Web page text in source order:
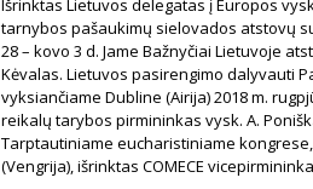
tarnybos pašaukimų sielovados atstovų
28 – kovo 3 d. Jame Bažnyčiai Lietuvoje
Kėvalas. Lietuvos pasirengimo dalyvauti
vyksiančiame Dubline (Airija) 2018 m.
reikalų tarybos pirmininkas vysk. A.
Tarptautiniame eucharistiniame
(Vengrija), išrinktas COMECE